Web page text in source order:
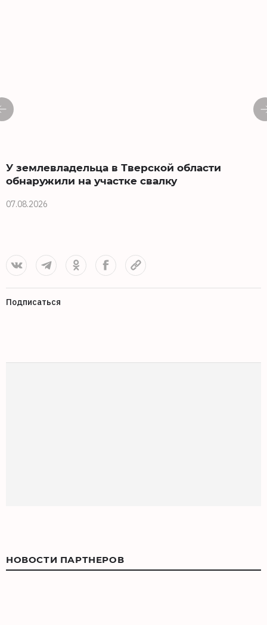
У землевладельца в Тверской области
обнаружили на участке свалку
07.08.2026
Подписаться
НОВОСТИ ПАРТНЕРОВ